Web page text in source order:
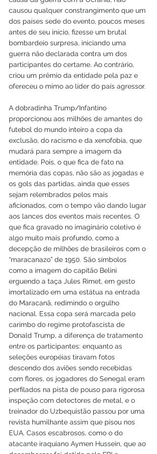
causou qualquer constrangimento que um
dos países sede do evento, poucos meses
antes de seu início, fizesse um brutal
bombardeio surpresa, iniciando uma
guerra não declarada contra um dos
participantes do certame. Ao contrário,
criou um prêmio da entidade pela paz e
ofereceu o mimo ao líder do país agressor.
A dobradinha Trump/Infantino
proporcionou aos milhões de amantes do
futebol do mundo inteiro a copa da
exclusão, do racismo e da xenofobia, que
mudará para sempre a imagem da
entidade. Pois, o que fica de fato na
memória das copas, não são as jogadas e
os gols das partidas, ainda que esses
sejam relembrados pelos mais
aficionados, com o tempo vão dando lugar
aos lances dos eventos mais recentes. O
que fica gravado no imaginário coletivo é
algo muito mais profundo, como a
decepção de milhões de brasileiros com o
“maracanazo” de 1950. São símbolos
como a imagem do capitão Belini
erguendo a taça Jules Rimet, em gesto
imortalizado em uma estátua na entrada
do Maracanã, redimindo o orgulho
nacional. Essa copa será marcada pelo
carimbo do regime protofascista de
Donald Trump, a diferença de tratamento
entre os participantes: enquanto as
seleções européias tiravam fotos
descendo dos aviões sendo recebidas
com flores, os jogadores do Senegal eram
perfilados na pista de pouso para rigorosa
inspeção com detectores de metal, e o
treinador do Uzbequistão passou por uma
revista humilhante assim que pisou nos
EUA. Casos escabrosos, como o do
atacante iraquiano Aymen Hussein, que ao